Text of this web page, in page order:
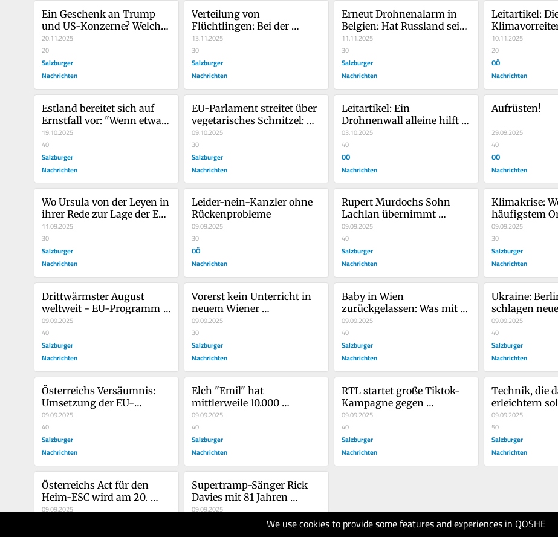
We use cookies to provide some features and experiences in QOSHE
Ein Geschenk an Trump
und US-Konzerne? Welche
neuen Digitalregeln die EU-
Kommission vorschlägt
20.11.2025
20
Salzburger
Nachrichten
Verteilung von
Flüchtlingen: Bei der
Migration endet die
Solidarität in der EU
schnell
13.11.2025
30
Salzburger
Nachrichten
Erneut Drohnenalarm in
Belgien: Hat Russland seine
Finger im Spiel?
11.11.2025
30
Salzburger
Nachrichten
Leitartikel:
10.11.2025
20
OÖ
Nachrichten
Estland bereitet sich auf
Ernstfall vor: "Wenn etwas
passiert, wird die Grenze zu
Russland sofort
geschlossen"
19.10.2025
40
Salzburger
Nachrichten
EU-Parlament streitet über
vegetarisches Schnitzel:
"Glauben Sie, die Leute sind
dumm?"
09.10.2025
30
Salzburger
Nachrichten
Leitartikel: Ein
Drohnenwall alleine hilft
nicht
03.10.2025
40
OÖ
Nachrichten
Aufrüsten!
29.09.2025
40
OÖ
Nachrichten
Wo Ursula von der Leyen in
ihrer Rede zur Lage der EU
aufhorchen ließ
11.09.2025
30
Salzburger
Nachrichten
Leider-nein-Kanzler ohne
Rückenprobleme
09.09.2025
30
OÖ
Nachrichten
Rupert Murdochs Sohn
Lachlan übernimmt
Medienimperium
09.09.2025
40
Salzburger
Nachrichten
Klimakrise:
häufigstem
droht
09.09.2025
30
Salzburger
Nachrichten
Drittwärmster August
weltweit - EU-Programm
warnt vor Folgen
09.09.2025
40
Salzburger
Nachrichten
Vorerst kein Unterricht in
neuem Wiener
Jugendgefängnis
09.09.2025
30
Salzburger
Nachrichten
Baby in Wien
zurückgelassen: Was mit
Kindern passiert, die vor
den Eltern geschützt
werden müssen
09.09.2025
40
Salzburger
Nachrichten
Ukraine:
schlagen
Sanktionen vor
09.09.2025
40
Salzburger
Nachrichten
Österreichs Versäumnis:
Umsetzung der EU-
Entgelttransparenzrichtlinie
fehlt
09.09.2025
40
Salzburger
Nachrichten
Elch "Emil" hat
mittlerweile 10.000
Facebook-Fans
09.09.2025
40
Salzburger
Nachrichten
RTL startet große Tiktok-
Kampagne gegen
Übergriffe im Netz
09.09.2025
40
Salzburger
Nachrichten
Technik, die
erleichtern
Trends auf
weltgrößten
ausgegeben
09.09.2025
50
Salzburger
Nachrichten
Österreichs Act für den
Heim-ESC wird am 20.
Februar gekürt
09.09.2025
Supertramp-Sänger Rick
Davies mit 81 Jahren
gestorben
09.09.2025